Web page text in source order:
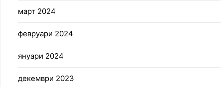
март 2024
февруари 2024
януари 2024
декември 2023